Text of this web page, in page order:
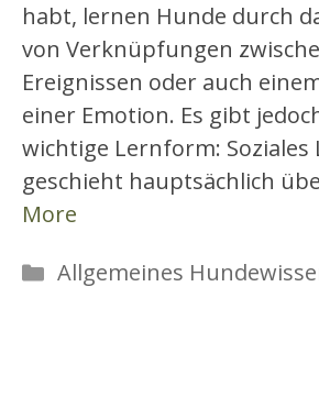
habt, lernen Hunde durch
von Verknüpfungen
Ereignissen oder auch
einer Emotion. Es gibt
wichtige Lernform: Soziales
geschieht hauptsächlich
More
Allgemeines